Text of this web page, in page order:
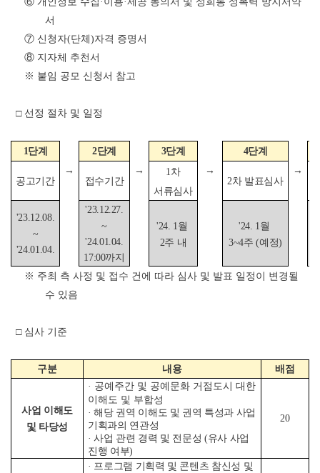
서
⑦ 신청자(단체)자격 증명서
⑧ 지자체 추천서
※ 붙임 공모 신청서 참고
□ 선정 절차 및 일정
1단계
→
2단계
→
3단계
→
4단계
→
공고기간 접수기간
1차
서류심사
2차 발표심사
'23.12.08.
~
'24.01.04.
'23.12.27.
~
'24.01.04.
17:00까지
'24. 1월
2주 내
'24. 1월
3~4주 (예정)
※ 주최 측 사정 및 접수 건에 따라 심사 및 발표 일정이 변경될
수 있음
□ 심사 기준
구분 내용 배점
사업 이해도
및 타당성
· 공예주간 및 공예문화 거점도시 대한
이해도 및 부합성
· 해당 권역 이해도 및 권역 특성과 사업
기획과의 연관성
· 사업 관련 경력 및 전문성 (유사 사업
진행 여부)
20
· 프로그램 기획력 및 콘텐츠 참신성 및